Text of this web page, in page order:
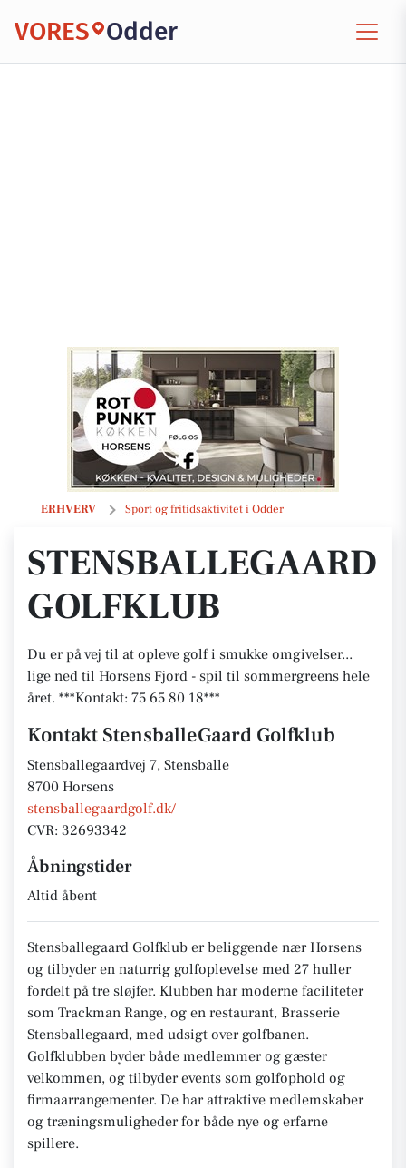
VORES Odder
ERHVERV Sport og fritidsaktivitet i Odder
StensballeGaard Golfklub
STENSBALLEGAARD
GOLFKLUB
Du er på vej til at opleve golf i smukke omgivelser...
lige ned til Horsens Fjord - spil til sommergreens hele
året. ***Kontakt: 75 65 80 18***
Kontakt StensballeGaard Golfklub
Stensballegaardvej 7, Stensballe
8700 Horsens
stensballegaardgolf.dk/
CVR: 32693342
Åbningstider
Altid åbent
Stensballegaard Golfklub er beliggende nær Horsens
og tilbyder en naturrig golfoplevelse med 27 huller
fordelt på tre sløjfer. Klubben har moderne faciliteter
som Trackman Range, og en restaurant, Brasserie
Stensballegaard, med udsigt over golfbanen.
Golfklubben byder både medlemmer og gæster
velkommen, og tilbyder events som golfophold og
firmaarrangementer. De har attraktive medlemskaber
og træningsmuligheder for både nye og erfarne
spillere.